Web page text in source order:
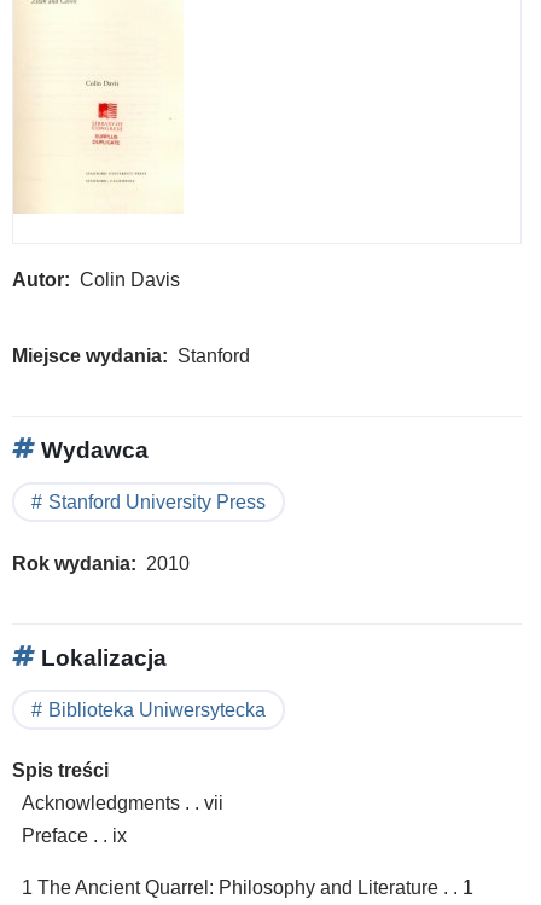
Autor Colin Davis
Miejsce wydania Stanford
Wydawca
Stanford University Press
Rok wydania 2010
Lokalizacja
Biblioteka Uniwersytecka
Spis treści
Acknowledgments . . vii
Preface . . ix
1 The Ancient Quarrel: Philosophy and Literature . . 1